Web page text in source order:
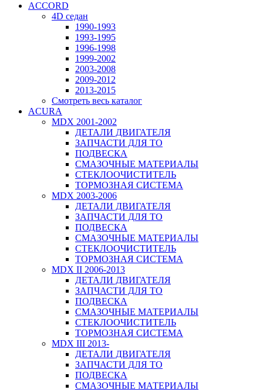
ACCORD
4D седан
1990-1993
1993-1995
1996-1998
1999-2002
2003-2008
2009-2012
2013-2015
Смотреть весь каталог
ACURA
MDX 2001-2002
ДЕТАЛИ ДВИГАТЕЛЯ
ЗАПЧАСТИ ДЛЯ ТО
ПОДВЕСКА
СМАЗОЧНЫЕ МАТЕРИАЛЫ
СТЕКЛООЧИСТИТЕЛЬ
ТОРМОЗНАЯ СИСТЕМА
MDX 2003-2006
ДЕТАЛИ ДВИГАТЕЛЯ
ЗАПЧАСТИ ДЛЯ ТО
ПОДВЕСКА
СМАЗОЧНЫЕ МАТЕРИАЛЫ
СТЕКЛООЧИСТИТЕЛЬ
ТОРМОЗНАЯ СИСТЕМА
MDX II 2006-2013
ДЕТАЛИ ДВИГАТЕЛЯ
ЗАПЧАСТИ ДЛЯ ТО
ПОДВЕСКА
СМАЗОЧНЫЕ МАТЕРИАЛЫ
СТЕКЛООЧИСТИТЕЛЬ
ТОРМОЗНАЯ СИСТЕМА
MDX III 2013-
ДЕТАЛИ ДВИГАТЕЛЯ
ЗАПЧАСТИ ДЛЯ ТО
ПОДВЕСКА
СМАЗОЧНЫЕ МАТЕРИАЛЫ